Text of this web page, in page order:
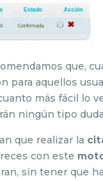
que,
para aquellos
más fácil lo
ningún tipo
que realizar la
con este
sin tener que